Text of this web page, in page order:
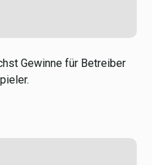
Gewinne für Betreiber